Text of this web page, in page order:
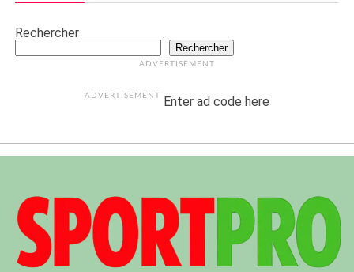
Rechercher
Rechercher
ADVERTISEMENT
ADVERTISEMENT Enter ad code here